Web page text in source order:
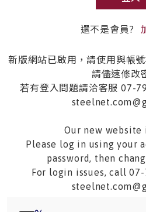
還不是會員?
新版網站已啟用，請使用與帳
請儘速修改
若有登入問題請洽客服 07-
Our new website
Please log in using your
password, then
For login issues, call